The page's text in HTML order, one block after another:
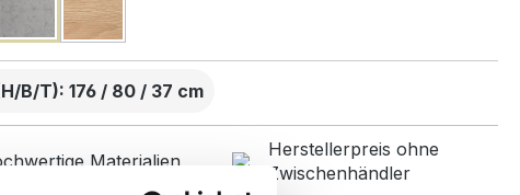
B/T): 176 / 80 / 37 cm
Materialien
Herstellerpreis ohne
Zwischenhändler